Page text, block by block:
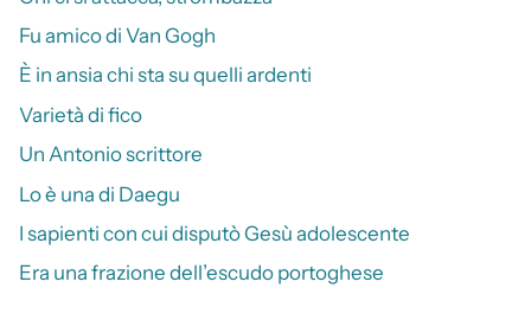
Fu amico di Van Gogh
È in ansia chi sta su quelli ardenti
Varietà di fico
Un Antonio scrittore
Lo è una di Daegu
I sapienti con cui disputò Gesù adolescente
Era una frazione dell’escudo portoghese